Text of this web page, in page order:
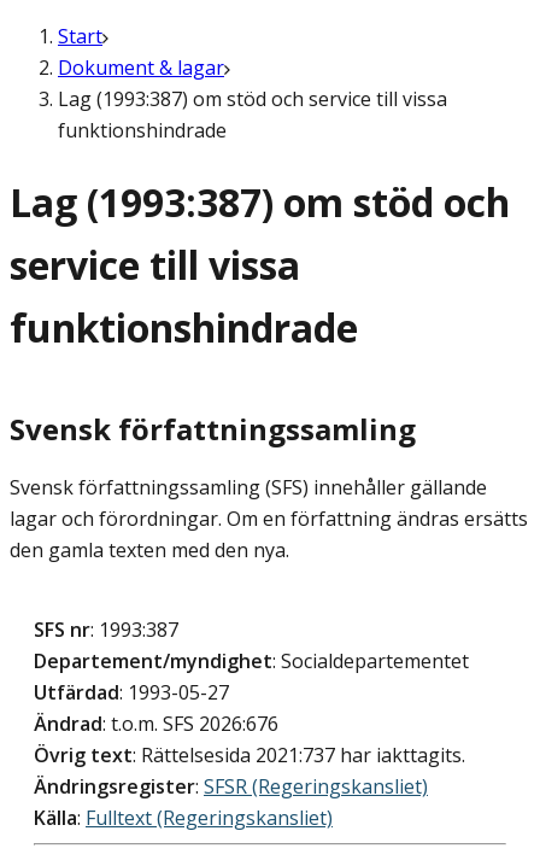
Start
Dokument & lagar
Lag (1993:387) om stöd och service till vissa
funktionshindrade
Lag (1993:387) om stöd och
service till vissa
funktionshindrade
Svensk författningssamling
Svensk författningssamling (SFS) innehåller gällande
lagar och förordningar. Om en författning ändras ersätts
den gamla texten med den nya.
SFS nr: 1993:387
Departement/myndighet: Socialdepartementet
Utfärdad: 1993-05-27
Ändrad: t.o.m. SFS 2026:676
Övrig text: Rättelsesida 2021:737 har iakttagits.
Ändringsregister: SFSR (Regeringskansliet)
Källa: Fulltext (Regeringskansliet)